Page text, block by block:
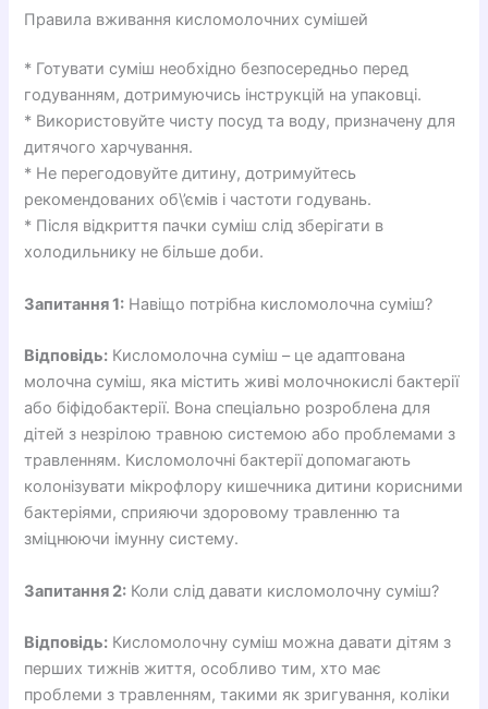
Правила вживання кисломолочних сумішей
* Готувати суміш необхідно безпосередньо перед
годуванням, дотримуючись інструкцій на упаковці.
* Використовуйте чисту посуд та воду, призначену для
дитячого харчування.
* Не перегодовуйте дитину, дотримуйтесь
рекомендованих об\’ємів і частоти годувань.
* Після відкриття пачки суміш слід зберігати в
холодильнику не більше доби.
Запитання 1: Навіщо потрібна кисломолочна суміш?
Відповідь: Кисломолочна суміш – це адаптована
молочна суміш, яка містить живі молочнокислі бактерії
або біфідобактерії. Вона спеціально розроблена для
дітей з незрілою травною системою або проблемами з
травленням. Кисломолочні бактерії допомагають
колонізувати мікрофлору кишечника дитини корисними
бактеріями, сприяючи здоровому травленню та
зміцнюючи імунну систему.
Запитання 2: Коли слід давати кисломолочну суміш?
Відповідь: Кисломолочну суміш можна давати дітям з
перших тижнів життя, особливо тим, хто має
проблеми з травленням, такими як зригування, коліки